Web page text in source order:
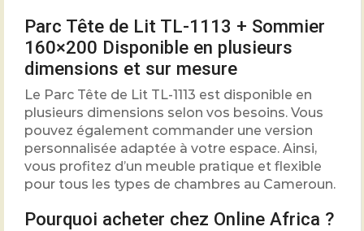
Parc Tête de Lit TL-1113 + Sommier
160×200 Disponible en plusieurs
dimensions et sur mesure
Le Parc Tête de Lit TL-1113 est disponible en
plusieurs dimensions selon vos besoins. Vous
pouvez également commander une version
personnalisée adaptée à votre espace. Ainsi,
vous profitez d’un meuble pratique et flexible
pour tous les types de chambres au Cameroun.
Pourquoi acheter chez Online Africa ?